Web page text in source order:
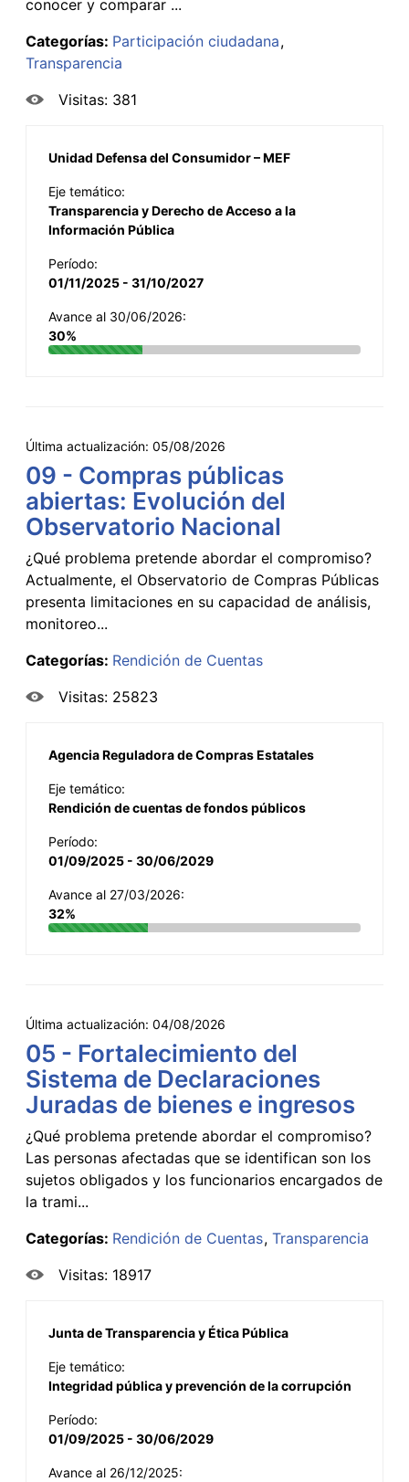
conocer y comparar ...
Categorías: Participación ciudadana
Transparencia
Visitas: 381
Unidad Defensa del Consumidor – MEF
Eje temático:
Transparencia y Derecho de Acceso a la
Información Pública
Período:
01/11/2025 - 31/10/2027
Avance al 30/06/2026:
30%
Última actualización: 05/08/2026
09 - Compras públicas
abiertas: Evolución del
Observatorio Nacional
¿Qué problema pretende abordar el compromiso?
Actualmente, el Observatorio de Compras Públicas
presenta limitaciones en su capacidad de análisis,
monitoreo...
Categorías: Rendición de Cuentas
Visitas: 25823
Agencia Reguladora de Compras Estatales
Eje temático:
Rendición de cuentas de fondos públicos
Período:
01/09/2025 - 30/06/2029
Avance al 27/03/2026:
32%
Última actualización: 04/08/2026
05 - Fortalecimiento del
Sistema de Declaraciones
Juradas de bienes e ingresos
¿Qué problema pretende abordar el compromiso?
Las personas afectadas que se identifican son los
sujetos obligados y los funcionarios encargados de
la trami...
Categorías: Rendición de Cuentas Transparencia
Visitas: 18917
Junta de Transparencia y Ética Pública
Eje temático:
Integridad pública y prevención de la corrupción
Período:
01/09/2025 - 30/06/2029
Avance al 26/12/2025: